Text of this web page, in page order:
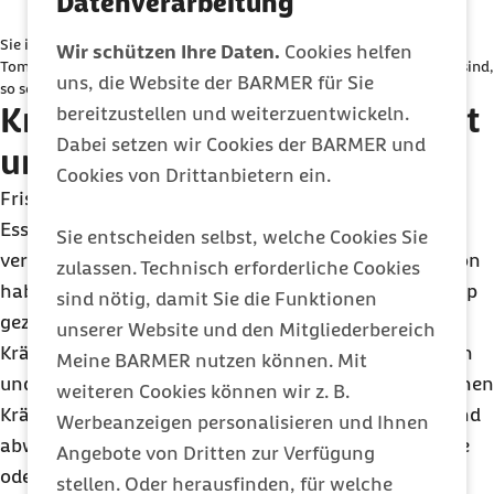
Wir schützen Ihre Daten. Cookies helfen
uns, die Website der BARMER für Sie
bereitzustellen und weiterzuentwickeln.
Dabei setzen wir Cookies der BARMER und
Cookies von Drittanbietern ein.
Sie entscheiden selbst, welche Cookies Sie
zulassen. Technisch erforderliche Cookies
sind nötig, damit Sie die Funktionen
unserer Website und den Mitgliederbereich
Meine BARMER nutzen können. Mit
weiteren Cookies können wir z. B.
Werbeanzeigen personalisieren und Ihnen
Angebote von Dritten zur Verfügung
stellen. Oder herausfinden, für welche
Inhalte auf der Website anzeigen zu lassen.
Ich bin damit einverstanden, dass personenbezogene
Daten an Drittplattform übermittelt werden. Mehr dazu
in unsererDatenschutzerklärung.
Sie ist wahrscheinlich der Klassiker unter den Familienrezepten:
Tomatensauce. Auch wenn die Regal voll mit fertiger Sauce im Glas sind,
so schmeckt eine selbst gekochte Tomatensauce besonders fein.
Kräuterquark - selbst gerührt
und schmackhaft
Frische Kräuter bringen Farbe und Geschmack ins
Essen und auf den Tisch. Ein Schälchen Quark,
verschiedene Kräuter und ein paar Gewürze und schon
haben Sie eine leckere Beilage oder einen leckeren Dip
gezaubert. Ihre Kinder können unter Anleitung beim
Kräuter schneiden den Umgang mit dem Messer üben
und Rühren macht sowieso Spaß. Mit unterschiedlichen
Kräutern lässt sich der Quark wunderbar variieren und
abwandeln. Und schmeckt super gut zu Brot, Gemüse
oder Kartoffeln.